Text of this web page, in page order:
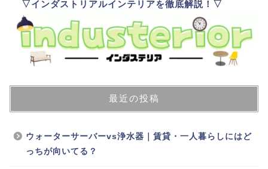
▽インダストリアルインテリアを徹底解説！▽
最近の投稿
ウォーターサーバーvs浄水器｜賃貸・一人暮らしにはど
っちが向いてる？